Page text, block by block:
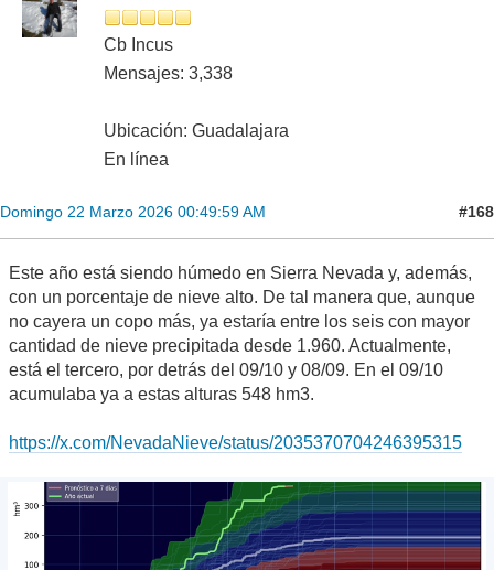
Cb Incus
Mensajes: 3,338
Ubicación: Guadalajara
En línea
Domingo 22 Marzo 2026 00:49:59 AM #168
Este año está siendo húmedo en Sierra Nevada y, además,
con un porcentaje de nieve alto. De tal manera que, aunque
no cayera un copo más, ya estaría entre los seis con mayor
cantidad de nieve precipitada desde 1.960. Actualmente,
está el tercero, por detrás del 09/10 y 08/09. En el 09/10
acumulaba ya a estas alturas 548 hm3.
https://x.com/NevadaNieve/status/2035370704246395315